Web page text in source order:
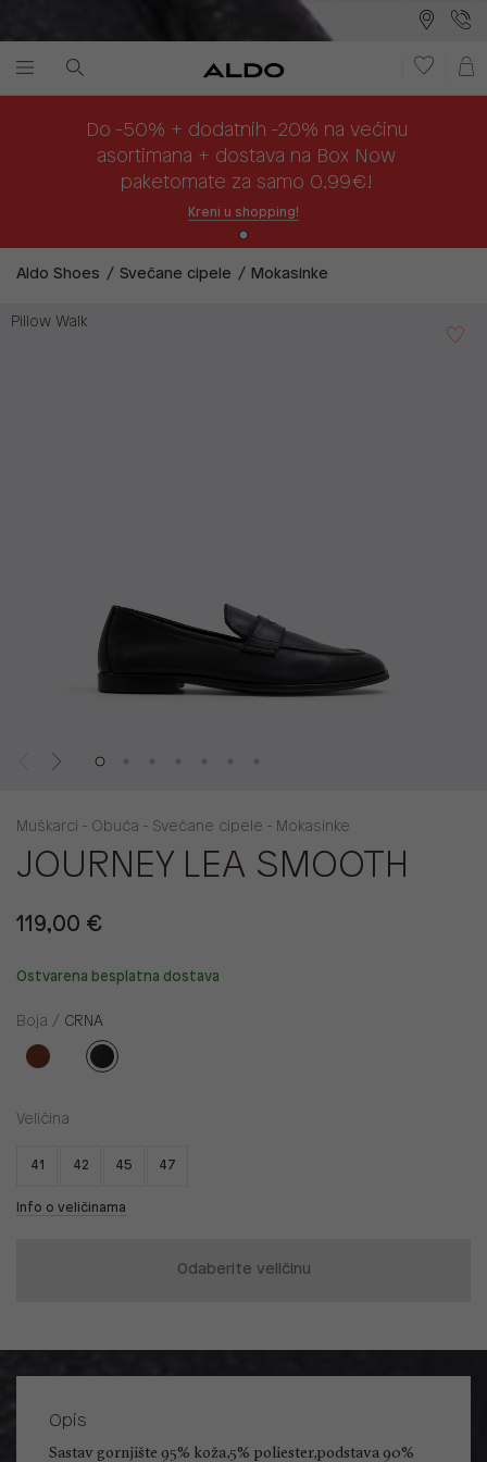
Do -50% + dodatnih -20% na većinu
asortimana + dostava na Box Now
paketomate za samo 0,99€!
Kreni u shopping!
Aldo Shoes Svečane cipele Mokasinke
Pillow Walk
Muškarci - Obuća - Svečane cipele - Mokasinke
JOURNEY LEA SMOOTH
119,00 €
Ostvarena besplatna dostava
Boja / CRNA
Veličina
41 42 45 47
Info o veličinama
Odaberite veličinu
Opis
Sastav gornjište 95% koža,5% poliester,podstava 90%